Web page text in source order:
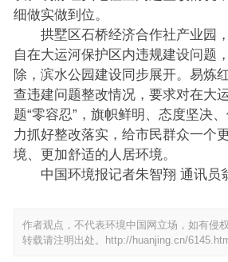
细做实做到位。
拱墅区石桥经济合作社产业园，
自在大运河保护区内违规建设问题
除，滨水公园建设同步展开。易炼
查违建问题整改情况，要求对在大
题“零容忍”，旗帜鲜明、态度坚决
力抓好整改落实，给市民群众一个
境、更加舒适的人居环境。
中国环境报记者朱智翔 通讯员
作者观点，不代表环境中国网立场，如有侵
转载请注明出处。
http://huanjing.cn/